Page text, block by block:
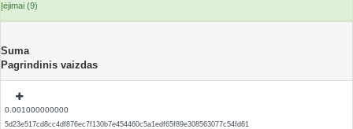
Įėjimai (9)
Suma
Pagrindinis vaizdas
0.001000000000
5d23e517cd8cc4df876ec7f130b7e454460c5a1edf65f89e308563077c54fd61